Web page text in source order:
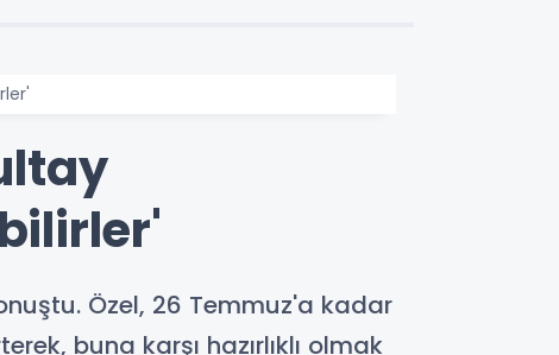
Özel, 26 Temmuz'a kadar
buna karşı hazırlıklı olmak